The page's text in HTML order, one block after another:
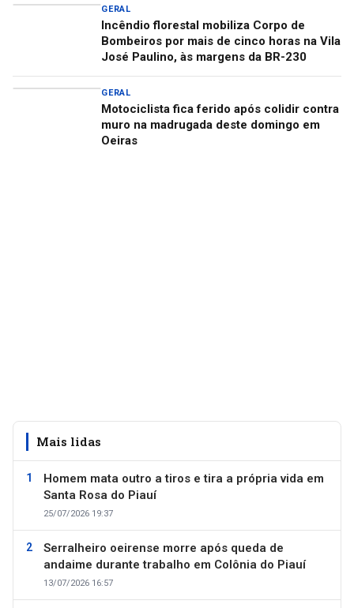
GERAL
Incêndio florestal mobiliza Corpo de
Bombeiros por mais de cinco horas na Vila
José Paulino, às margens da BR-230
GERAL
Motociclista fica ferido após colidir contra
muro na madrugada deste domingo em
Oeiras
Mais lidas
Homem mata outro a tiros e tira a própria vida em
Santa Rosa do Piauí
25/07/2026 19:37
Serralheiro oeirense morre após queda de
andaime durante trabalho em Colônia do Piauí
13/07/2026 16:57